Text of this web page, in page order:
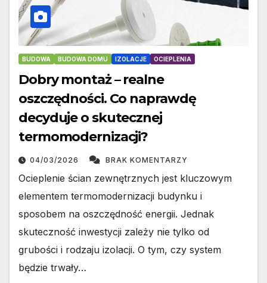
BUDOWA BUDOWA DOMU IZOLACJE OCIEPLENIA
Dobry montaż – realne
oszczędności. Co naprawdę
decyduje o skutecznej
termomodernizacji?
04/03/2026 BRAK KOMENTARZY
Ocieplenie ścian zewnętrznych jest kluczowym
elementem termomodernizacji budynku i
sposobem na oszczędność energii. Jednak
skuteczność inwestycji zależy nie tylko od
grubości i rodzaju izolacji. O tym, czy system
będzie trwały…